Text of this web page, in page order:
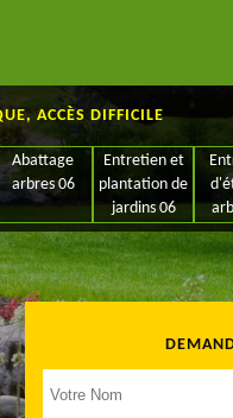
ACCÈS DIFFICILE
Abattage
arbres 06
Entretien et
plantation de
jardins 06